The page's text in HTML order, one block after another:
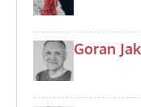
Goran